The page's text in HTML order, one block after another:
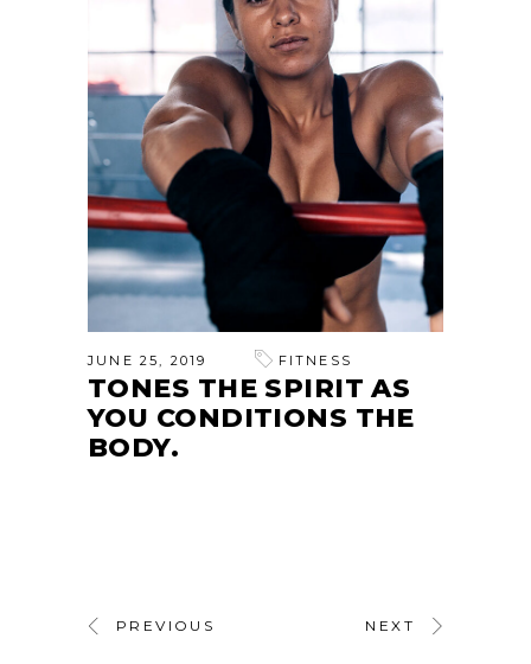
JUNE 25, 2019 FITNESS
TONES THE SPIRIT AS
YOU CONDITIONS THE
BODY.
PREVIOUS NEXT